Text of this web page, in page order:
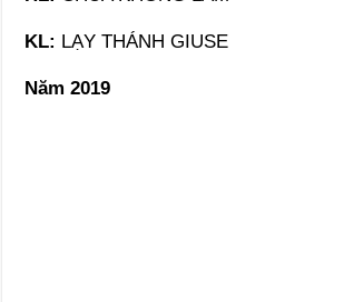
KL: LẠY THÁNH GIUSE
Năm 2019